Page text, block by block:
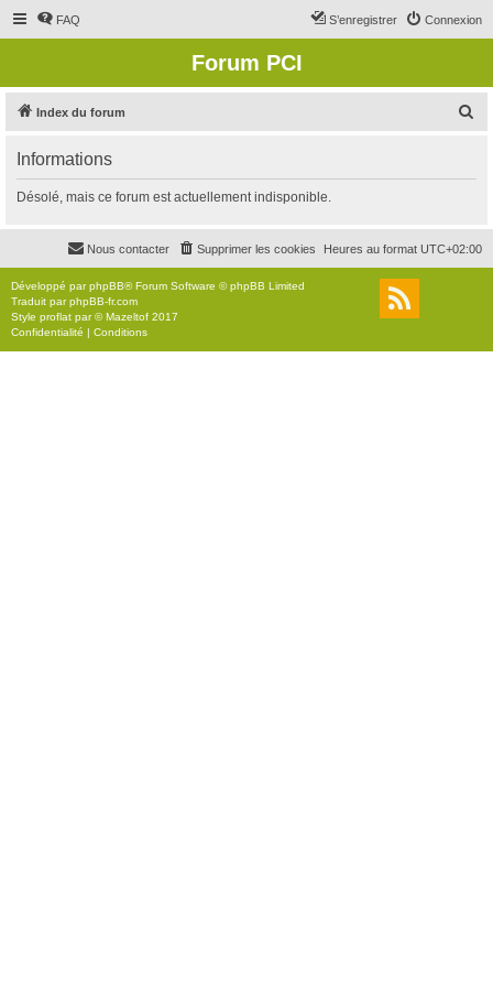
FAQ Connexion
S’enregistrer
Forum PCI
Index du forum
r
c
r
Informations
Désolé, mais ce forum est actuellement indisponible.
Heures au format UTC+02:00
Supprimer les cookies
Nous contacter
Développé parphpBB® Forum Software © phpBB Limited
Traduit parphpBB-fr.com
Style proflat par ©Mazeltof 2017
Confidentialité | Conditions